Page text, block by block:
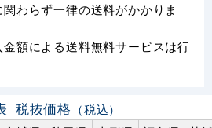
わらず一律の送料がかかりま
額による送料無料サービスは行
税抜価格 （税込）